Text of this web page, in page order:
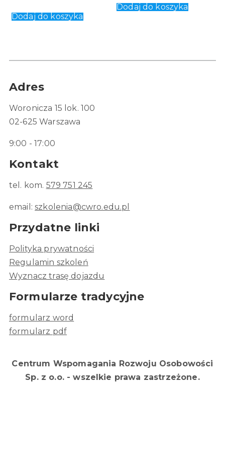
Dodaj do koszyka
Dodaj do koszyka
Adres
Woronicza 15 lok. 100
02-625 Warszawa
9:00 - 17:00
Kontakt
tel. kom. 579 751 245
email:szkolenia@cwro.edu.pl
Przydatne linki
Polityka prywatności
Regulamin szkoleń
Wyznacz trasę dojazdu
Formularze tradycyjne
formularz word
formularz pdf
Centrum Wspomagania Rozwoju Osobowości
Sp. z o.o. - wszelkie prawa zastrzeżone.